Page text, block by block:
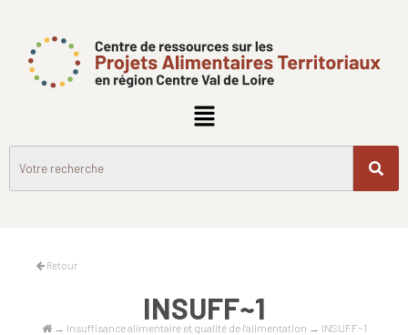
Retour
INSUFF~1
→ Insuffisance alimentaire et qualité de l’alimentation → INSUFF~1